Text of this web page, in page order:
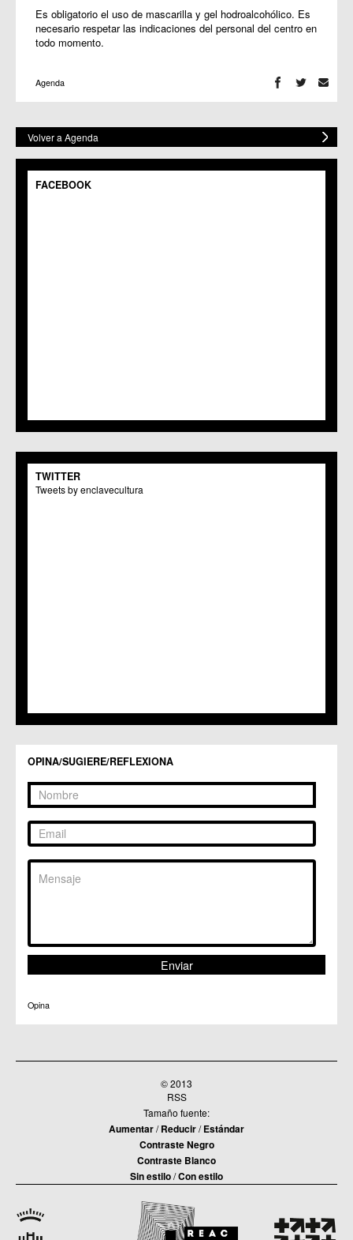
Es obligatorio el uso de mascarilla y gel hodroalcohólico. Es
necesario respetar las indicaciones del personal del centro en
todo momento.
Agenda
Volver a Agenda
FACEBOOK
TWITTER
Tweets by enclavecultura
OPINA/SUGIERE/REFLEXIONA
Opina
© 2013
RSS
Tamaño fuente:
Aumentar/Reducir/Estándar
Contraste Negro
Contraste Blanco
Sin estilo/Con estilo